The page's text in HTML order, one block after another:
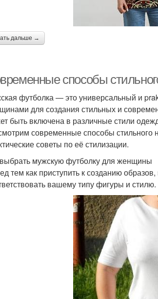
дальше →
способы
футболка — это универсальный и
для создания стильных и
быть включена в различные стили
современные способы
советы по её стилизации.
мужскую футболку для женщины
тем как приступить к созданию
вашему типу фигуры и